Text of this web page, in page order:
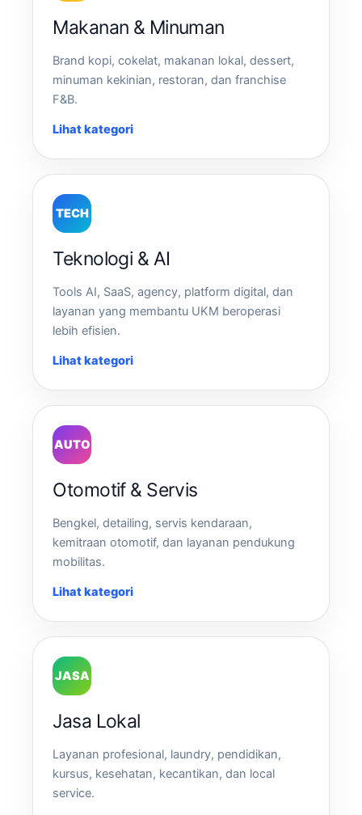
Makanan & Minuman
Brand kopi, cokelat, makanan lokal, dessert,
minuman kekinian, restoran, dan franchise
F&B.
Lihat kategori
TECH
Teknologi & AI
Tools AI, SaaS, agency, platform digital, dan
layanan yang membantu UKM beroperasi
lebih efisien.
Lihat kategori
AUTO
Otomotif & Servis
Bengkel, detailing, servis kendaraan,
kemitraan otomotif, dan layanan pendukung
mobilitas.
Lihat kategori
JASA
Jasa Lokal
Layanan profesional, laundry, pendidikan,
kursus, kesehatan, kecantikan, dan local
service.